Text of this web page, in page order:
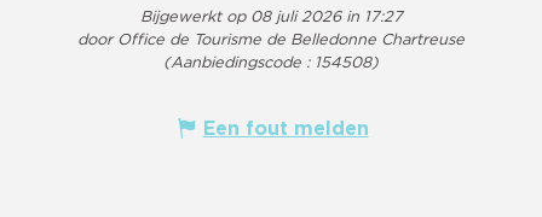
Bijgewerkt op 08 juli 2026 in 17:27
door Office de Tourisme de Belledonne Chartreuse
(Aanbiedingscode : 154508)
Een fout melden